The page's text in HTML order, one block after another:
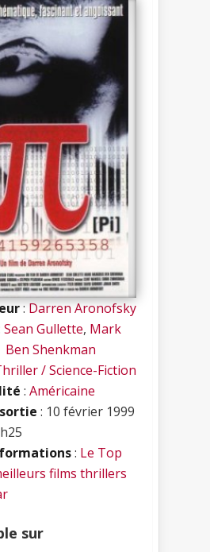
:Darren Aronofsky
Sean Gullette, Mark
Ben Shenkman
/ Science-Fiction
: Américaine
: 10 février 1999
: Le Top
films thrillers
sur